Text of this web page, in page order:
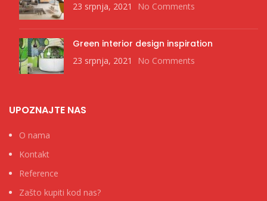
23 srpnja, 2021 No Comments
Green interior design inspiration
23 srpnja, 2021 No Comments
UPOZNAJTE NAS
O nama
Kontakt
Reference
Zašto kupiti kod nas?